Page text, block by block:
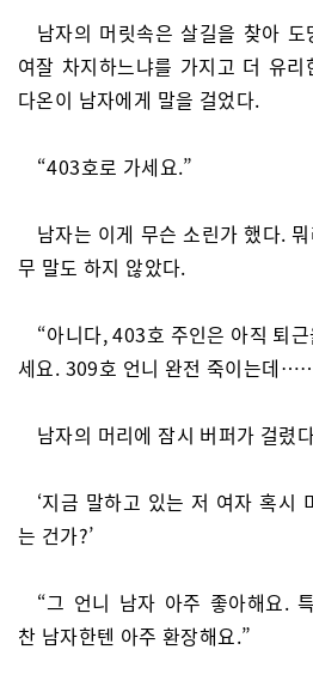
남자의 머릿속은 살길을 찾아
여잘 차지하느냐를 가지고 더 유
다온이 남자에게 말을 걸었다.
“403호로 가세요.”
남자는 이게 무슨 소린가 했다.
무 말도 하지 않았다.
“아니다, 403호 주인은 아직 퇴
세요. 309호 언니 완전 죽이는데
남자의 머리에 잠시 버퍼가 걸렸
‘지금 말하고 있는 저 여자 혹시
는 건가?’
“그 언니 남자 아주 좋아해요.
찬 남자한텐 아주 환장해요.”